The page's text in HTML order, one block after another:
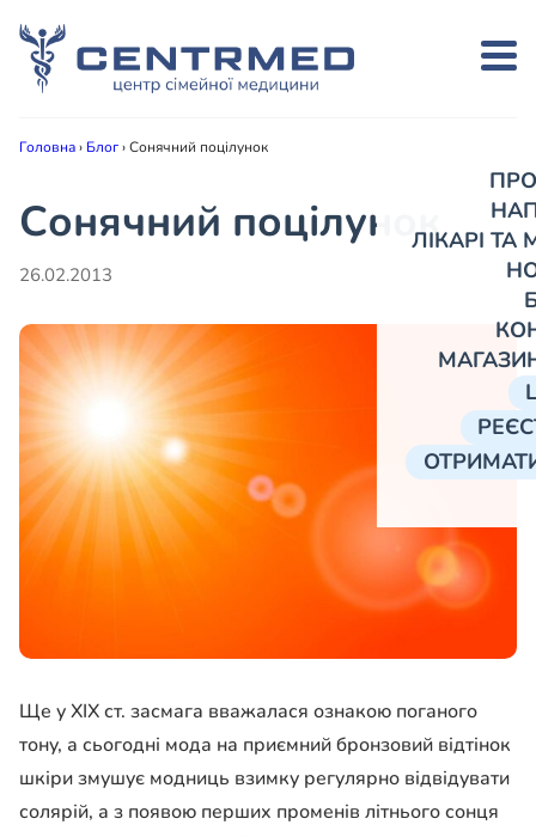
ЛІКАРІ
Головна› Блог›Сонячний поцілунок
Сонячний поцілунок
26.02.2013
Ще у XIX ст. засмага вважалася ознакою поганого
тону, а сьогодні мода на приємний бронзовий відтінок
шкіри змушує модниць взимку регулярно відвідувати
солярій, а з появою перших променів літнього сонця